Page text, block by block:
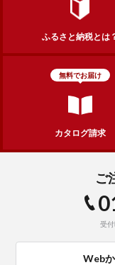
ふるさと納税とは
無料でお届け
カタログ請求
ご
受
Web